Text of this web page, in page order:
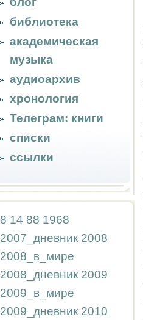
библиотека
академическая
музыка
аудиоархив
хронология
Телеграм: книги
списки
ссылки
8 14 88 1968
2007_дневник 2008
2008_в_мире
2008_дневник 2009
2009_в_мире
2009_дневник 2010